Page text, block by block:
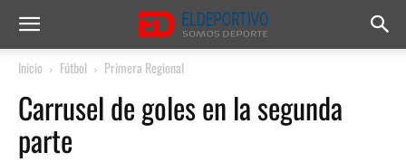
Inicio Fútbol Primera Regional
Carrusel de goles en la segunda
parte